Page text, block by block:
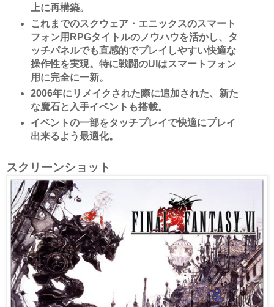
上に再構築。
これまでのスクウェア・エニックスのスマート
フォン用RPGタイトルのノウハウを活かし、タ
ッチパネルでも直感的でプレイしやすい快適な
操作性を実現。特に戦闘のUIはスマートフォン
用に完全に一新。
2006年にリメイクされた際に追加された、新た
な魔石と入手イベントも搭載。
イベントの一部をタッチプレイで快適にプレイ
出来るよう最適化。
スクリーンショット